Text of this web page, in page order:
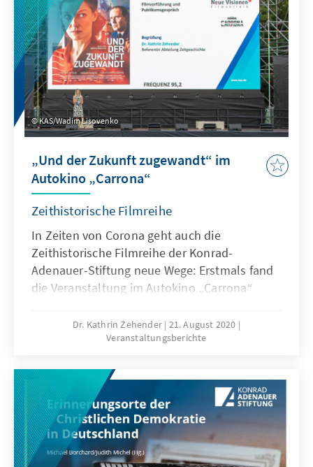
KAS/Wadim Lisovenko
„Und der Zukunft zugewandt“ im
Autokino „Carrona“
Zeithistorische Filmreihe
In Zeiten von Corona geht auch die
Zeithistorische Filmreihe der Konrad-
Adenauer-Stiftung neue Wege: Erstmals fand
die Veranstaltung im Autokino „Carrona“
Zehender, Referentin Zeitgeschichte, auf dem
Gelände des Berliner Olympiastadions zur
„Und der Zukunft zugewandt“.
Dr. Kathrin Zehender 21. August 2020
Veranstaltungsberichte